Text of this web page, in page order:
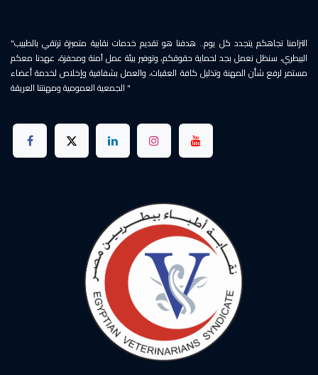
"التزامنا تجاهكم يتجدد كل يوم.. هدفنا هو تقديم خدمات نقابية متميزة ترتقي بالطبيب
البيطري، سنظل نعمل بجد لحماية حقوقكم، وتوفير بيئة عمل آمنة ومحفزة، عهدنا معكم
مستمر لرفع شأن المهنة وتذليل كافة العقبات، والعمل بشفافية وإخلاص لخدمة أعضاء
الجمعية العمومية ومهنتنا العريقة "